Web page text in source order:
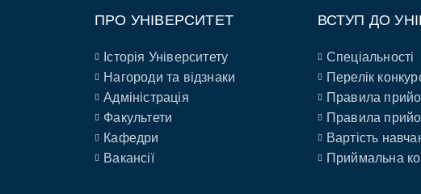
ПРО УНІВЕРСИТЕТ
Історія Університету
Нагороди та відзнаки
Адміністрація
Факультети
Кафедри
Вакансії
ВСТУП ДО
Спеціальності
Перелік
Правила
Правила
Вартість
Приймальна